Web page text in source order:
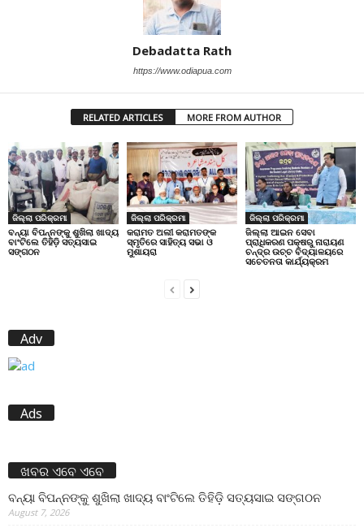
Debadatta Rath
https://www.odiapua.com
RELATED ARTICLES MORE FROM AUTHOR
ଜିଲ୍ଲା ପରିକ୍ରମା
ବନ୍ୟା ବିପନ୍ନଙ୍କୁ ଶୁଖିଲା ଖାଦ୍ୟ
ବାଂଟିଲେ ତିହିଡି଼ ସତ୍ୟସାଇ
ସଙ୍ଗଠନ
ଜିଲ୍ଲା ପରିକ୍ରମା
କରାମତ ଅଲୀ କରାମତଙ୍କ
ସ୍ମୃତିରେ ସାହିତ୍ୟ ସଭା ଓ
ମୁଶାୟରା
ଜିଲ୍ଲା ପରିକ୍ରମା
ଜିଲ୍ଲା ଆଇନ ସେବା
ପ୍ରାଧିକରଣ ପକ୍ଷରୁ ନାରାୟଣ
ଚନ୍ଦ୍ର ଉଚ୍ଚ ବିଦ୍ୟାଳୟରେ
ସଚେତନତା କାର୍ଯ୍ୟକ୍ରମ
Adv
Ads
ଖବର ଏବେ ଏବେ
ବନ୍ୟା ବିପନ୍ନଙ୍କୁ ଶୁଖିଲା ଖାଦ୍ୟ ବାଂଟିଲେ ତିହିଡି଼ ସତ୍ୟସାଇ ସଙ୍ଗଠନ
August 7, 2026